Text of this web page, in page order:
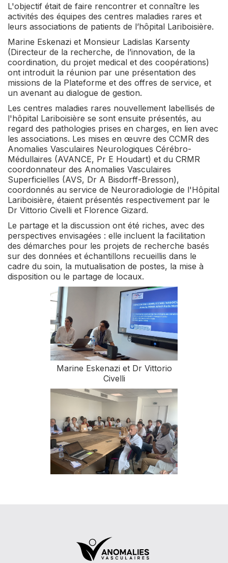
L'objectif était de faire rencontrer et connaître les
activités des équipes des centres maladies rares et
leurs associations de patients de l’hôpital Lariboisière.
Marine Eskenazi et Monsieur Ladislas Karsenty
(Directeur de la recherche, de l’innovation, de la
coordination, du projet medical et des coopérations)
ont introduit la réunion par une présentation des
missions de la Plateforme et des offres de service, et
un avenant au dialogue de gestion.
Les centres maladies rares nouvellement labellisés de
l'hôpital Lariboisière se sont ensuite présentés, au
regard des pathologies prises en charges, en lien avec
les associations. Les mises en œuvre des CCMR des
Anomalies Vasculaires Neurologiques Cérébro-
Médullaires (AVANCE, Pr E Houdart) et du CRMR
coordonnateur des Anomalies Vasculaires
Superficielles (AVS, Dr A Bisdorff-Bresson),
coordonnés au service de Neuroradiologie de l'Hôpital
Lariboisière, étaient présentés respectivement par le
Dr Vittorio Civelli et Florence Gizard.
Le partage et la discussion ont été riches, avec des
perspectives envisagées : elle incluent la facilitation
des démarches pour les projets de recherche basés
sur des données et échantillons recueillis dans le
cadre du soin, la mutualisation de postes, la mise à
disposition ou le partage de locaux.
Marine Eskenazi et Dr Vittorio
Civelli